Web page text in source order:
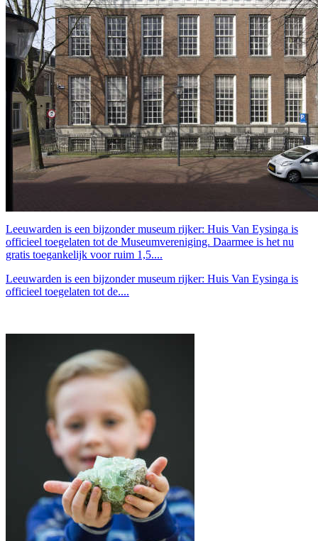
Leeuwarden is een bijzonder museum rijker: Huis Van Eysinga is
officieel toegelaten tot de Museumvereniging. Daarmee is het nu
gratis toegankelijk voor ruim 1,5....
Leeuwarden is een bijzonder museum rijker: Huis Van Eysinga is
officieel toegelaten tot de....